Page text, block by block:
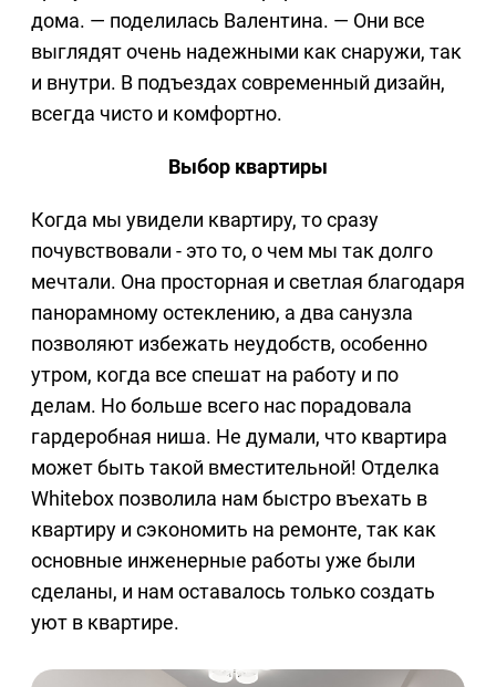
дома. — поделилась Валентина. — Они все
выглядят очень надежными как снаружи, так
и внутри. В подъездах современный дизайн,
всегда чисто и комфортно.
Выбор квартиры
Когда мы увидели квартиру, то сразу
почувствовали - это то, о чем мы так долго
мечтали. Она просторная и светлая благодаря
панорамному остеклению, а два санузла
позволяют избежать неудобств, особенно
утром, когда все спешат на работу и по
делам. Но больше всего нас порадовала
гардеробная ниша. Не думали, что квартира
может быть такой вместительной! Отделка
Whitebox позволила нам быстро въехать в
квартиру и сэкономить на ремонте, так как
основные инженерные работы уже были
сделаны, и нам оставалось только создать
уют в квартире.